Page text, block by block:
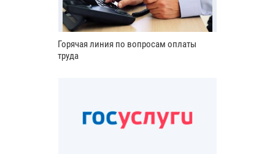
Горячая линия по вопросам оплаты
труда